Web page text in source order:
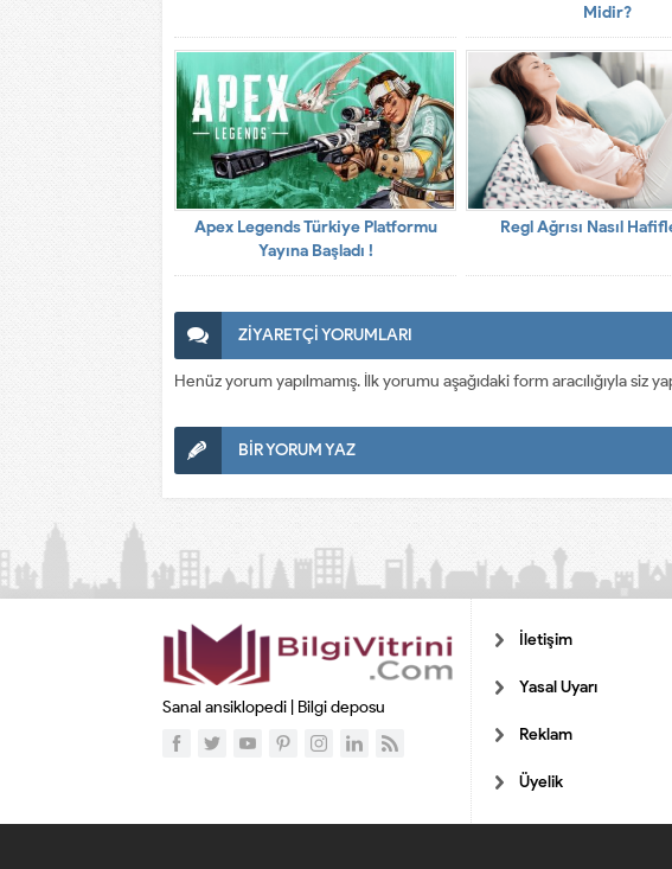
Midir?
Apex Legends Türkiye Platformu
Yayına Başladı !
Regl Ağrısı Nasıl
ZİYARETÇİ YORUMLARI
Henüz yorum yapılmamış. İlk yorumu aşağıdaki form aracılığıyla siz
BİR YORUM YAZ
Sanal ansiklopedi | Bilgi deposu
İletişim
Yasal Uyarı
Reklam
Üyelik